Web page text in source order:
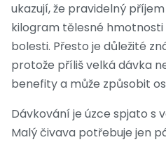
ukazují, že pravidelný
kilogram tělesné
bolesti. Přesto je důležité
protože příliš velká dávka
benefity a může způsobit
Dávkování je úzce spjato s
Malý čivava potřebuje jen